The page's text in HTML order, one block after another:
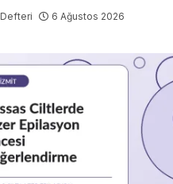
6 Ağustos 2026